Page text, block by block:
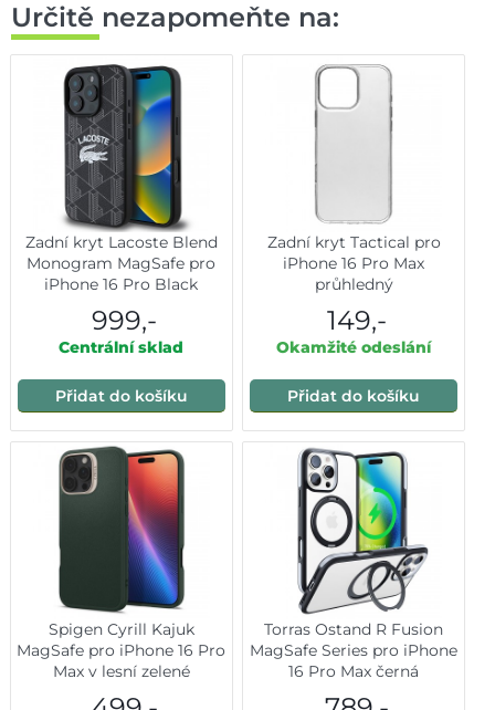
Určitě nezapomeňte na:
Zadní kryt Lacoste Blend
Monogram MagSafe pro
iPhone 16 Pro Black
999,-
Centrální sklad
Přidat do košíku
Zadní kryt Tactical pro
iPhone 16 Pro Max
průhledný
149,-
Okamžité odeslání
Přidat do košíku
Spigen Cyrill Kajuk
MagSafe pro iPhone 16 Pro
Max v lesní zelené
Torras Ostand R Fusion
MagSafe Series pro iPhone
16 Pro Max černá